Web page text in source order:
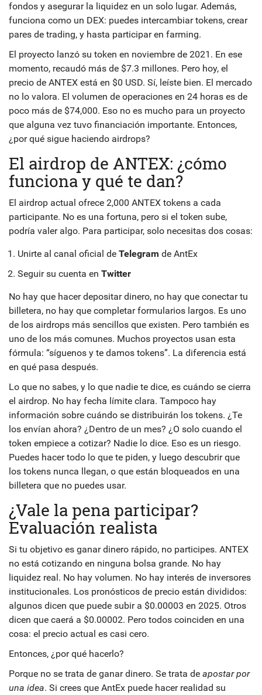
fondos y asegurar la liquidez en un solo lugar. Además,
funciona como un DEX: puedes intercambiar tokens, crear
pares de trading, y hasta participar en farming.
El proyecto lanzó su token en noviembre de 2021. En ese
momento, recaudó más de $7.3 millones. Pero hoy, el
precio de ANTEX está en $0 USD. Sí, leíste bien. El mercado
no lo valora. El volumen de operaciones en 24 horas es de
poco más de $74,000. Eso no es mucho para un proyecto
que alguna vez tuvo financiación importante. Entonces,
¿por qué sigue haciendo airdrops?
El airdrop de ANTEX: ¿cómo
funciona y qué te dan?
El airdrop actual ofrece 2,000 ANTEX tokens a cada
participante. No es una fortuna, pero si el token sube,
podría valer algo. Para participar, solo necesitas dos cosas:
Unirte al canal oficial de Telegram de AntEx
Seguir su cuenta en Twitter
No hay que hacer depositar dinero, no hay que conectar tu
billetera, no hay que completar formularios largos. Es uno
de los airdrops más sencillos que existen. Pero también es
uno de los más comunes. Muchos proyectos usan esta
fórmula: “síguenos y te damos tokens”. La diferencia está
en qué pasa después.
Lo que no sabes, y lo que nadie te dice, es cuándo se cierra
el airdrop. No hay fecha límite clara. Tampoco hay
información sobre cuándo se distribuirán los tokens. ¿Te
los envían ahora? ¿Dentro de un mes? ¿O solo cuando el
token empiece a cotizar? Nadie lo dice. Eso es un riesgo.
Puedes hacer todo lo que te piden, y luego descubrir que
los tokens nunca llegan, o que están bloqueados en una
billetera que no puedes usar.
¿Vale la pena participar?
Evaluación realista
Si tu objetivo es ganar dinero rápido, no participes. ANTEX
no está cotizando en ninguna bolsa grande. No hay
liquidez real. No hay volumen. No hay interés de inversores
institucionales. Los pronósticos de precio están divididos:
algunos dicen que puede subir a $0.00003 en 2025. Otros
dicen que caerá a $0.00002. Pero todos coinciden en una
cosa: el precio actual es casi cero.
Entonces, ¿por qué hacerlo?
Porque no se trata de ganar dinero. Se trata de apostar por
una idea. Si crees que AntEx puede hacer realidad su